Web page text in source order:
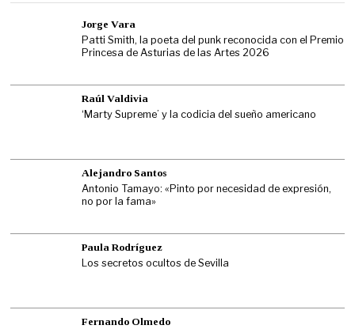
Jorge Vara
Patti Smith, la poeta del punk reconocida con el Premio
Princesa de Asturias de las Artes 2026
Raúl Valdivia
‘Marty Supreme’ y la codicia del sueño americano
Alejandro Santos
Antonio Tamayo: «Pinto por necesidad de expresión,
no por la fama»
Paula Rodríguez
Los secretos ocultos de Sevilla
Fernando Olmedo